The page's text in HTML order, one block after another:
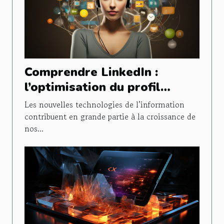
Comprendre LinkedIn :
l’optimisation du profil
personnel
Les nouvelles technologies de l’information
contribuent en grande partie à la croissance de
nos...